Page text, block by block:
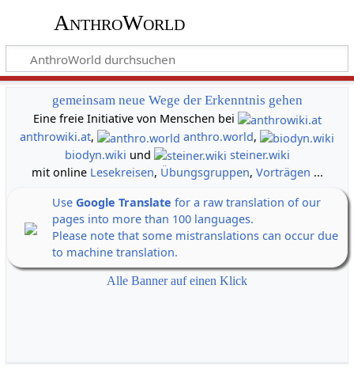
AnthroWorld
gemeinsam neue Wege der Erkenntnis gehen
Eine freie Initiative von Menschen bei
anthrowiki.at, anthro.world,
biodyn.wiki und
steiner.wiki
mit online Lesekreisen, Übungsgruppen, Vorträgen ...
Use Google Translate for a raw translation of our
pages into more than 100 languages.
Please note that some mistranslations can occur due
to machine translation.
Alle Banner auf einen Klick